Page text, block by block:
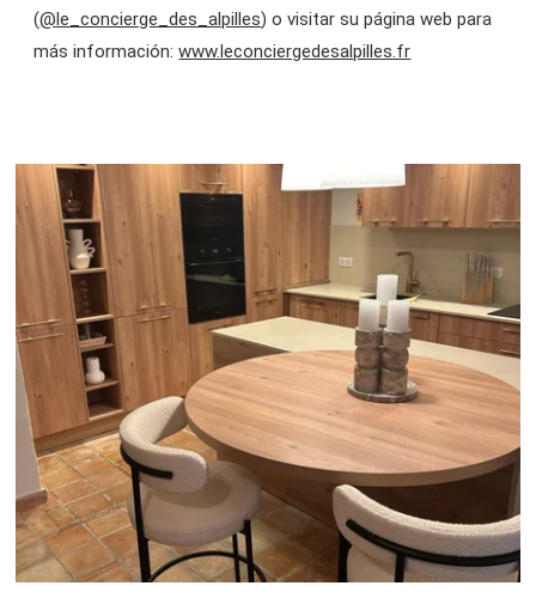
(@le_concierge_des_alpilles) o visitar su página web para
más información:www.leconciergedesalpilles.fr